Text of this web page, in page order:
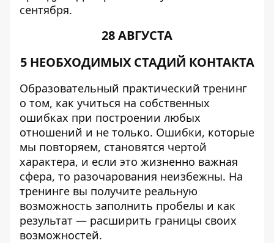
сентября.
28 АВГУСТА
5 НЕОБХОДИМЫХ СТАДИЙ КОНТАКТА
Образовательный практический тренинг
о том, как учиться на собственных
ошибках при построении любых
отношений и не только. Ошибки, которые
мы повторяем, становятся чертой
характера, и если это жизненно важная
сфера, то разочарования неизбежны. На
тренинге вы получите реальную
возможность заполнить пробелы и как
результат — расширить границы своих
возможностей.